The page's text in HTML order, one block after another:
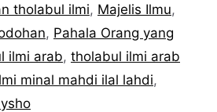
tholabul ilmi, Majelis Ilmu,
, Pahala Orang yang
ilmi arab, tholabul ilmi arab
minal mahdi ilal lahdi,